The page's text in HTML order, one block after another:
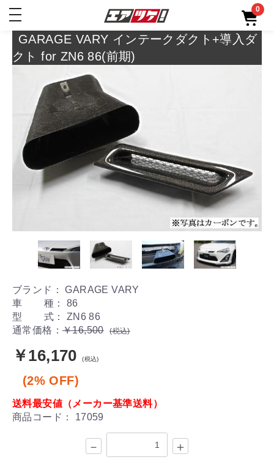
toggle
0
GARAGE VARY インテークダクト+導入ダ
クト for ZN6 86(前期)
ブランド： GARAGE VARY
車 種： 86
型 式： ZN6 86
通常価格： ￥16,500 (税込)
￥16,170 (税込)
(2% OFF)
送料最安値（メーカー基準送料）
商品コード： 17059
－ ＋